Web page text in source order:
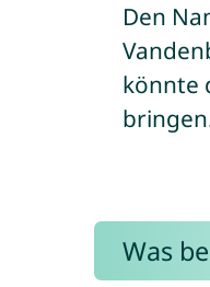
Den
könnte
Was